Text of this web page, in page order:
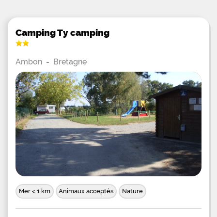
Camping Ty camping
Ambon - Bretagne
Mer < 1 km Animaux acceptés Nature